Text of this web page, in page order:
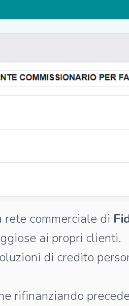
commerciale di
ai propri clienti.
di credito
rifinanziando